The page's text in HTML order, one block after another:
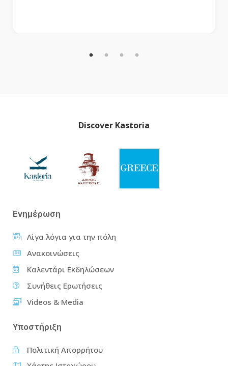
Discover Kastoria
Ενημέρωση
Λίγα λόγια για την πόλη
Ανακοινώσεις
Καλεντάρι Εκδηλώσεων
Συνήθεις Ερωτήσεις
Videos & Media
Υποστήριξη
Πολιτική Απορρήτου